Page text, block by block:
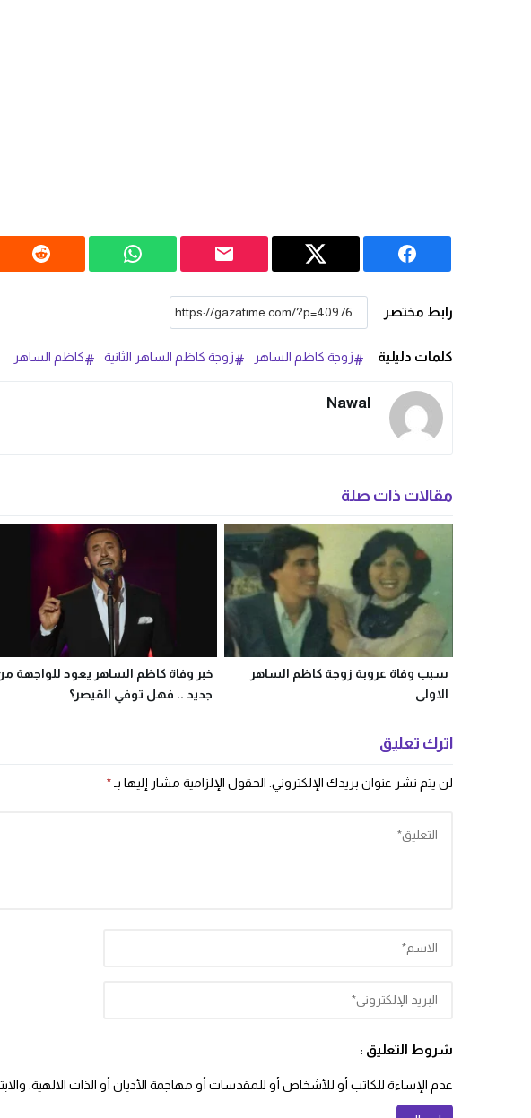
رابط مختصر
كلمات دليلية زوجة كاظم الساهر زوجة كاظم الساهر الثانية كاظم الساهر
Nawal
مقالات ذات صلة
سبب وفاة عروبة زوجة كاظم الساهر
الاولى
خبر وفاة كاظم الساهر يعود للواجهة
جديد .. فهل توفي القيصر؟
اترك تعليق
لن يتم نشر عنوان بريدك الإلكتروني. الحقول الإلزامية مشار إليها بـ *
شروط التعليق :
عدم الإساءة للكاتب أو للأشخاص أو للمقدسات أو مهاجمة الأديان أو الذات الالهية.